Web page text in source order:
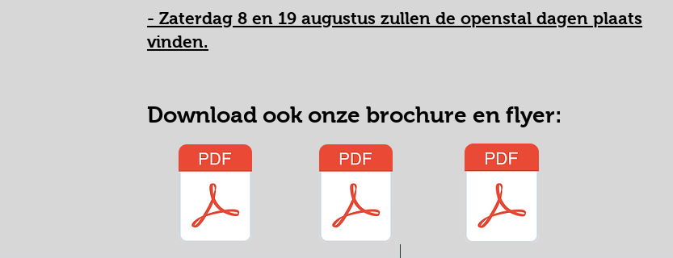
- Zaterdag 8 en 19 augustus zullen de openstal dagen plaats
vinden.
Download ook onze brochure en flyer: